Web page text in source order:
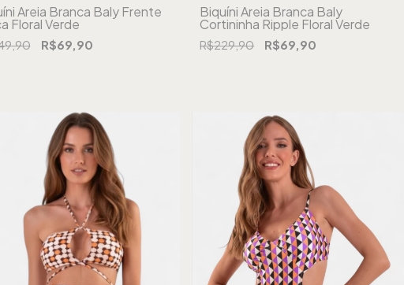
Areia Branca Baly Frente
Floral Verde
R$69,90
Biquíni Areia Branca Baly
Cortininha Ripple Floral Verde
R$229,90 R$69,90